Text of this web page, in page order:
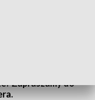
Zapraszamy do